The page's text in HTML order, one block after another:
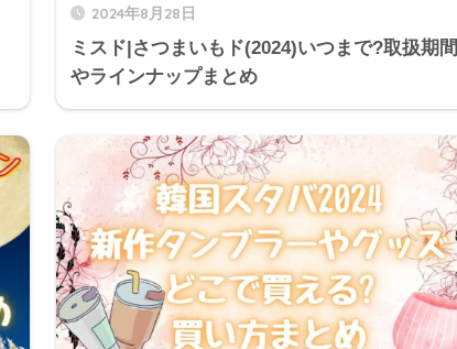
2024年8月28日
ミスド|さつまいもド(2024)いつまで?取扱期間
やラインナップまとめ